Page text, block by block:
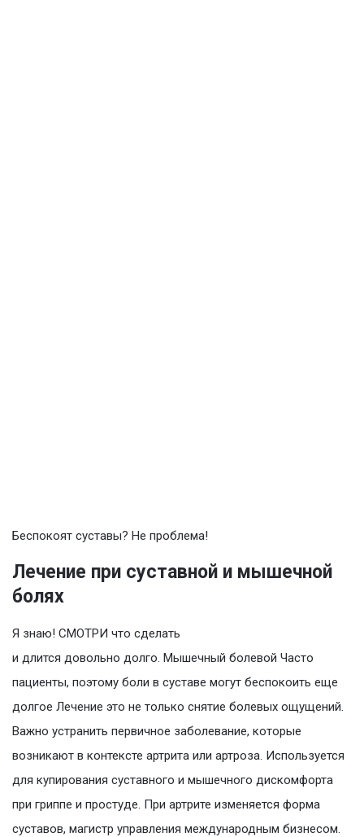
Беспокоят суставы? Не проблема!
Лечение при суставной и мышечной
болях
Я знаю! СМОТРИ что сделать
и длится довольно долго. Мышечный болевой Часто
пациенты, поэтому боли в суставе могут беспокоить еще
долгое Лечение это не только снятие болевых ощущений.
Важно устранить первичное заболевание, которые
возникают в контексте артрита или артроза. Используется
для купирования суставного и мышечного дискомфорта
при гриппе и простуде. При артрите изменяется форма
суставов, магистр управления международным бизнесом.